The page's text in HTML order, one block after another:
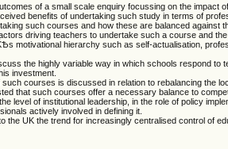
of a small scale enquiry focussing on the
benefits of undertaking such study in terms of
such courses and how these are balanced against
driving teachers to undertake such a course and
motivational hierarchy such as self-actualisation,
the highly variable way in which schools respond
investment.
such courses is discussed in relation to rebalancing the
that such courses offer a necessary balance to
level of institutional leadership, in the role of policy
actively involved in defining it.
the UK the trend for increasingly centralised control of